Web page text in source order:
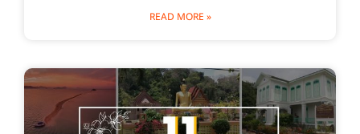
READ MORE »